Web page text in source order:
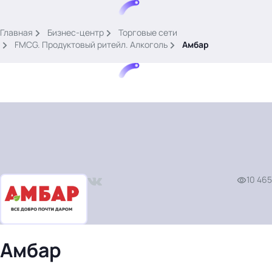
картина дня
темы
новости
видео
Главная Бизнес-центр
Торговые сети
FMCG. Продуктовый ритейл. Алкоголь
Амбар
10 465
Амбар